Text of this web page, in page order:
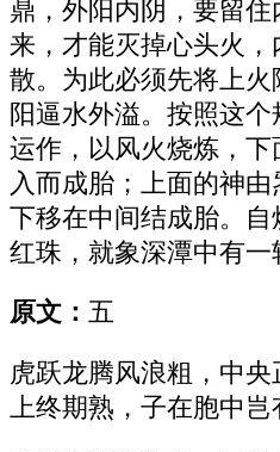
鼎，外阳内阴，要留
来，才能灭掉心头火
散。为此必须先将上
阳逼水外溢。按照这
运作，以风火烧炼，
入而成胎；上面的神
下移在中间结成胎。
红珠，就象深潭中有一
原文： 五
虎跃龙腾风浪粗，中
上终期熟，子在胞中岂